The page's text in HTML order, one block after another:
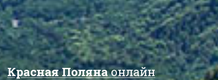
Красная Полянаонлайн